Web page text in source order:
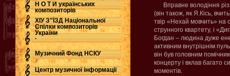
Н О Т И українських
композиторів
ХІУ З"ЇЗД Національної
Спілки композиторів
України
.
Музичний Фонд НСКУ
Центр музичної інформації
Вправне володіння
(він також, як Я.Кісь,
твір «Нехай мовчить» на
струнного квартету, і
Богдан – людина дуже
активним внутрішнім
він був головним
концерту і вклав багато
моментів.